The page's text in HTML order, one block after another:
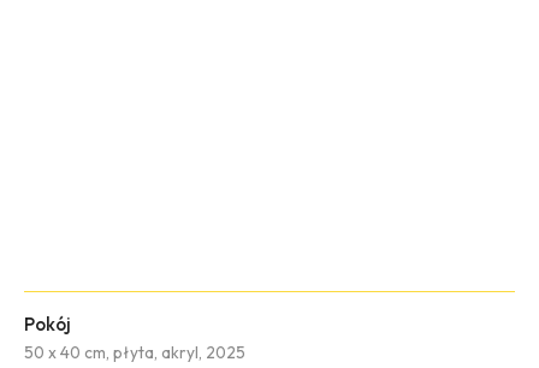
Pokój
50 x 40 cm, płyta, akryl, 2025